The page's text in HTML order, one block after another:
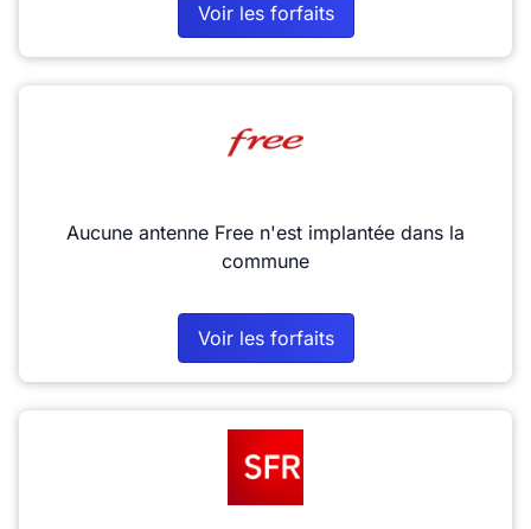
Voir les forfaits
Aucune antenne Free n'est implantée dans la
commune
Voir les forfaits